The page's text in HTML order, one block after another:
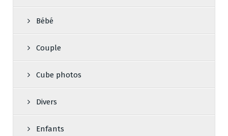
Bébé
Couple
Cube photos
Divers
Enfants